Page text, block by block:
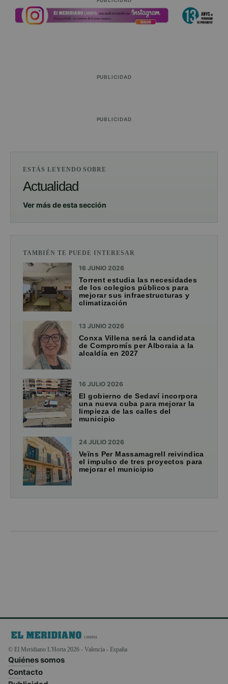
PUBLICIDAD
PUBLICIDAD
ESTÁS LEYENDO SOBRE
Actualidad
Ver más de esta sección
TAMBIÉN TE PUEDE INTERESAR
16 JUNIO 2026
Torrent estudia las necesidades
de los colegios públicos para
mejorar sus infraestructuras y
climatización
13 JUNIO 2026
Conxa Villena será la candidata
de Compromís per Alboraia a la
alcaldía en 2027
16 JULIO 2026
El gobierno de Sedaví incorpora
una nueva cuba para mejorar la
limpieza de las calles del
municipio
24 JULIO 2026
Veïns Per Massamagrell reivindica
el impulso de tres proyectos para
mejorar el municipio
© El Meridiano L'Horta 2026 - Valencia - España
Quiénes somos
Contacto